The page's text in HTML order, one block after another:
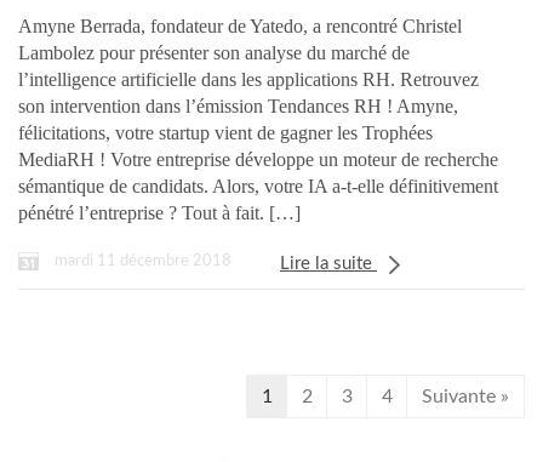
réalité ?
Amyne Berrada, fondateur de Yatedo, a rencontré Christel
Lambolez pour présenter son analyse du marché de
l’intelligence artificielle dans les applications RH. Retrouvez
son intervention dans l’émission Tendances RH ! Amyne,
félicitations, votre startup vient de gagner les Trophées
MediaRH ! Votre entreprise développe un moteur de recherche
sémantique de candidats. Alors, votre IA a-t-elle définitivement
pénétré l’entreprise ? Tout à fait. […]
mardi 11 décembre 2018 Lire la suite
1 2 3 4 Suivante »